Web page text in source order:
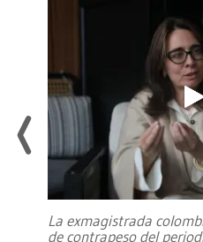
La exmagistrada
de contrapeso del